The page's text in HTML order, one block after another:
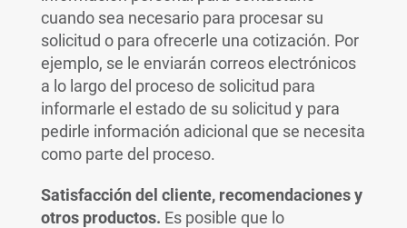
cuando sea necesario para procesar su
solicitud o para ofrecerle una cotización. Por
ejemplo, se le enviarán correos electrónicos
a lo largo del proceso de solicitud para
informarle el estado de su solicitud y para
pedirle información adicional que se necesita
como parte del proceso.
Satisfacción del cliente, recomendaciones y
otros productos. Es posible que lo